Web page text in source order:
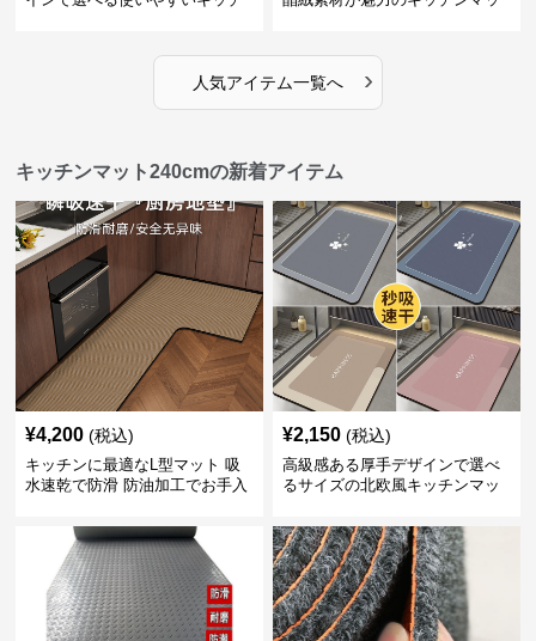
人気アイテム一覧へ ›
キッチンマット240cmの新着アイテム
¥4,200 (税込)
キッチンに最適なL型マット 吸
水速乾で防滑 防油加工でお手入
¥2,150 (税込)
高級感ある厚手デザインで選べ
るサイズの北欧風キッチンマッ